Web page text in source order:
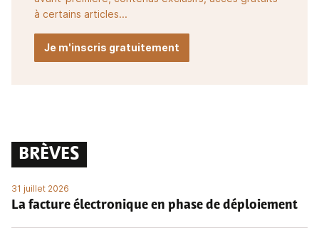
à certains articles...
Je m'inscris gratuitement
BRÈVES
31 juillet 2026
La facture électronique en phase de déploiement